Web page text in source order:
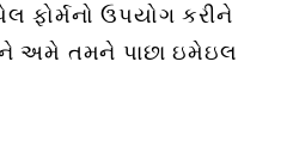
ફોર્મનો ઉપયોગ કરીને
અમે તમને પાછા ઇમેઇલ